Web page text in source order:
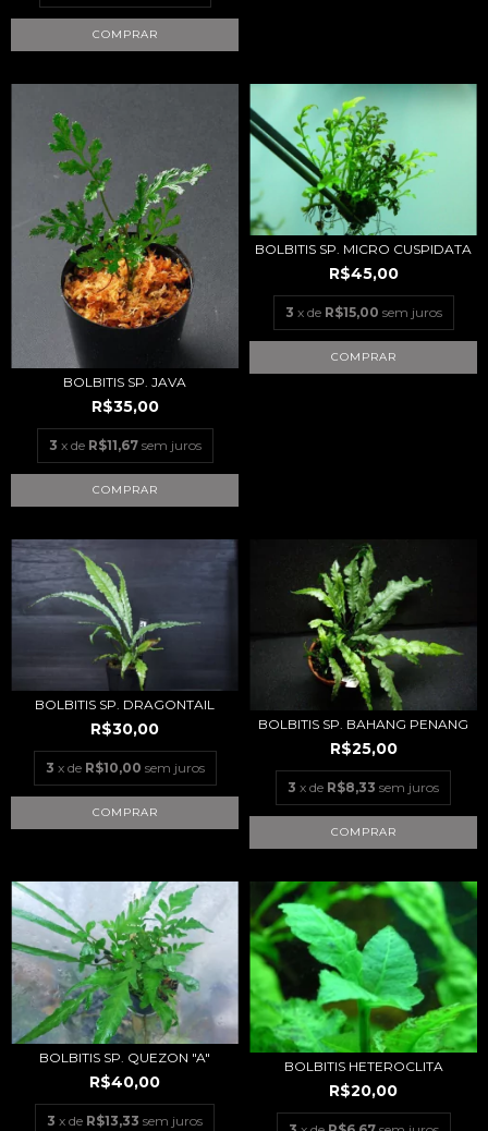
BOLBITIS SP. JAVA
R$35,00
3 x de R$11,67 sem juros
BOLBITIS SP. MICRO CUSPIDATA
R$45,00
3 x de R$15,00 sem juros
BOLBITIS SP. DRAGONTAIL
R$30,00
3 x de R$10,00 sem juros
BOLBITIS SP. BAHANG PENANG
R$25,00
3 x de R$8,33 sem juros
BOLBITIS SP. QUEZON "A"
R$40,00
3 x de R$13,33 sem juros
BOLBITIS HETEROCLITA
R$20,00